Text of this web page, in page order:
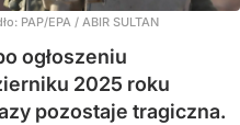
PAP/EPA / ABIR SULTAN
ogłoszeniu
2025 roku
pozostaje tragiczna.